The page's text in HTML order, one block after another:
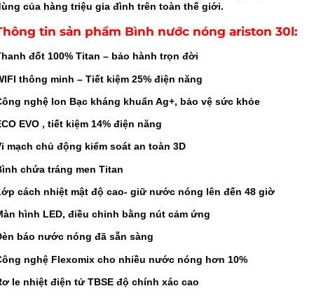
của hàng triệu gia đình trên toàn thế giới.
tin sản phẩm Bình nước nóng ariston 30l:
đốt 100% Titan – bảo hành trọn đời
thông minh – Tiết kiệm 25% điện năng
nghệ Ion Bạc kháng khuẩn Ag+, bảo vệ sức khỏe
EVO , tiết kiệm 14% điện năng
mạch chủ động kiểm soát an toàn 3D
chứa tráng men Titan
cách nhiệt mật độ cao- giữ nước nóng lên đến 48 giờ
hình LED, điều chỉnh bằng nút cảm ứng
báo nước nóng đã sẵn sàng
nghệ Flexomix cho nhiều nước nóng hơn 10%
le nhiệt điện tử TBSE độ chính xác cao